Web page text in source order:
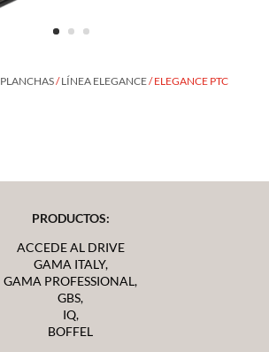
PLANCHAS/LÍNEA ELEGANCE/ ELEGANCE PTC
PRODUCTOS:
ACCEDE AL DRIVE
GAMA ITALY,
GAMA PROFESSIONAL,
GBS,
IQ,
BOFFEL